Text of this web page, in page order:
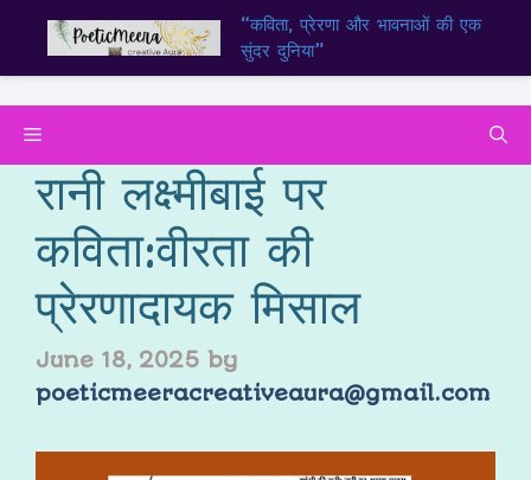
“कविता, प्रेरणा और भावनाओं की एक
सुंदर दुनिया”
रानी लक्ष्मीबाई पर
कविता:वीरता की
प्रेरणादायक मिसाल
June 18, 2025 by
poeticmeeracreativeaura@gmail.com